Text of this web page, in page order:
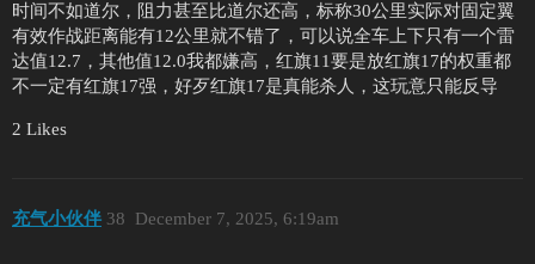
时间不如道尔，阻力甚至比道尔还高，标称30公里实际对固定翼
有效作战距离能有12公里就不错了，可以说全车上下只有一个雷
达值12.7，其他值12.0我都嫌高，红旗11要是放红旗17的权重都
不一定有红旗17强，好歹红旗17是真能杀人，这玩意只能反导
2 Likes
充气小伙伴 December 7, 2025, 6:19am
38